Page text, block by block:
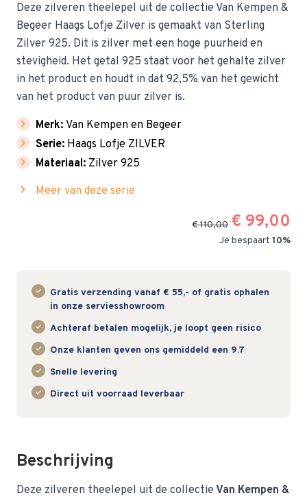
Deze zilveren theelepel uit de collectie Van Kempen &
Begeer Haags Lofje Zilver is gemaakt van Sterling
Zilver 925. Dit is zilver met een hoge puurheid en
stevigheid. Het getal 925 staat voor het gehalte zilver
in het product en houdt in dat 92,5% van het gewicht
van het product van puur zilver is.
chevron_right Merk: Van Kempen en Begeer
chevron_right Serie: Haags Lofje ZILVER
chevron_right Materiaal: Zilver 925
chevron_right Meer van deze serie
€ 110,00 € 99,00
Je bespaart 10%
Gratis verzending vanaf € 55,- of gratis ophalen
in onze serviesshowroom
Achteraf betalen mogelijk, je loopt geen risico
Onze klanten geven ons gemiddeld een 9.7
Snelle levering
Direct uit voorraad leverbaar
Beschrijving
Deze zilveren theelepel uit de collectie Van Kempen &